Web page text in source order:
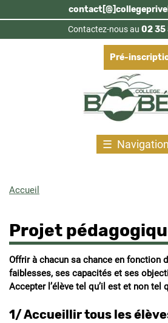
Aller
au
contenu
principal
Contactez-nous au 02 35
Pré-
Navigation
Accueil
Projet
Offrir à chacun sa chance en fonction
faiblesses, ses capacités et ses
Accepter l’élève tel qu’il est et non tel
1/ Accueillir tous les